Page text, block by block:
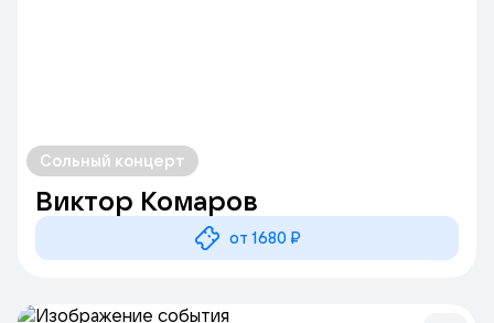
Сольный концерт
Виктор Комаров
от 1680 ₽